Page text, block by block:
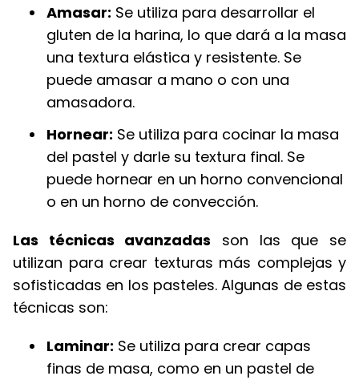
Amasar: Se utiliza para desarrollar el
gluten de la harina, lo que dará a la masa
una textura elástica y resistente. Se
puede amasar a mano o con una
amasadora.
Hornear: Se utiliza para cocinar la masa
del pastel y darle su textura final. Se
puede hornear en un horno convencional
o en un horno de convección.
Las técnicas avanzadas son las que se
utilizan para crear texturas más complejas y
sofisticadas en los pasteles. Algunas de estas
técnicas son:
Laminar: Se utiliza para crear capas
finas de masa, como en un pastel de